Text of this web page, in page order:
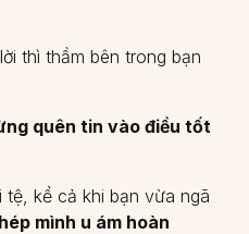
thì thầm bên trong bạn
quên tin vào điều tốt
tệ, kể cả khi bạn vừa ngã
mình u ám hoàn